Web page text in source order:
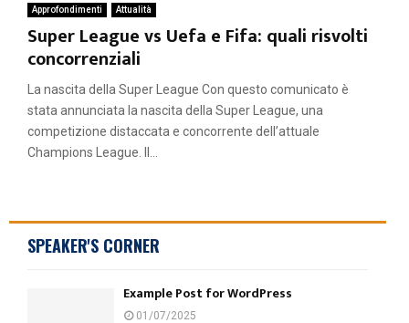
Approfondimenti Attualità
Super League vs Uefa e Fifa: quali risvolti
concorrenziali
La nascita della Super League Con questo comunicato è
stata annunciata la nascita della Super League, una
competizione distaccata e concorrente dell’attuale
Champions League. Il...
SPEAKER'S CORNER
Example Post for WordPress
01/07/2025